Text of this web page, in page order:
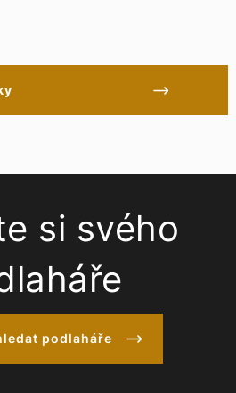
si svého
podlaháře